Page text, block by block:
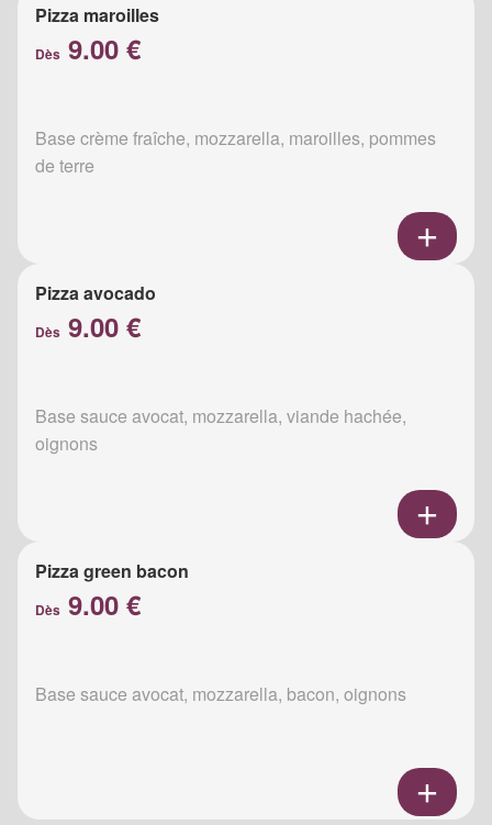
Pizza maroilles
Dès 9.00 €
Base crème fraîche, mozzarella, maroilles, pommes
de terre
Pizza avocado
Dès 9.00 €
Base sauce avocat, mozzarella, viande hachée,
oignons
Pizza green bacon
Dès 9.00 €
Base sauce avocat, mozzarella, bacon, oignons